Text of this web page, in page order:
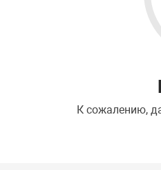
К сожалению,